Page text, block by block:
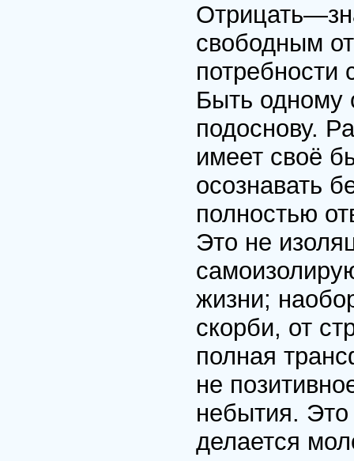
свободным
потребности
Быть одному
подоснову.
имеет своё
осознавать
полностью
Это не
жизни;
скорби, от
полная
не
небытия. Это
делается